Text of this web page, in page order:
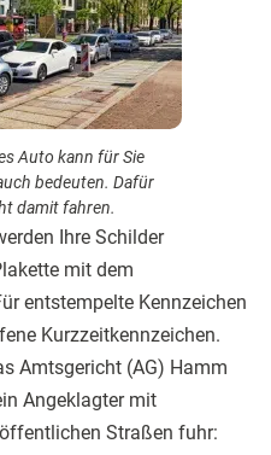
Auto kann für Sie
bedeuten. Dafür
damit fahren.
Ihre Schilder
mit dem
entstempelte Kennzeichen
Kurzzeitkennzeichen.
Amtsgericht (AG) Hamm
Angeklagter mit
Straßen fuhr: